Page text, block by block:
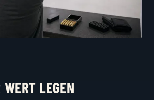
LEGEN